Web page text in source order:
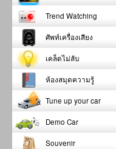
Trend Watching
ศัพท์เครื่องเสียง
เคล็ดไม่ลับ
ห้องสมุดความรู้
Tune up your car
Demo Car
Souvenir